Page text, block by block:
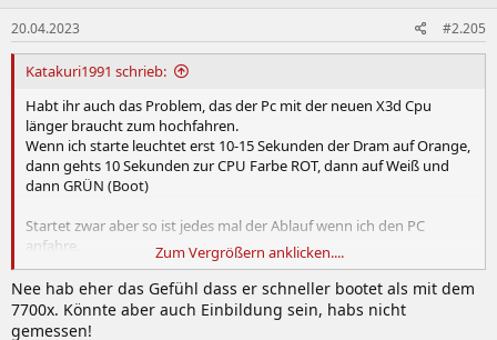
20.04.2023 #2.205
Katakuri1991 schrieb:
Habt ihr auch das Problem, das der Pc mit der neuen X3d Cpu
länger braucht zum hochfahren.
Wenn ich starte leuchtet erst 10-15 Sekunden der Dram auf Orange,
dann gehts 10 Sekunden zur CPU Farbe ROT, dann auf Weiß und
dann GRÜN (Boot)
Startet zwar aber so ist jedes mal der Ablauf wenn ich den PC
anfahre.
Habt ihr auch das Problem oder bzw. habt ihr eine Lösung dafür?
Zum Vergrößern anklicken....
Nee hab eher das Gefühl dass er schneller bootet als mit dem
7700x. Könnte aber auch Einbildung sein, habs nicht
gemessen!